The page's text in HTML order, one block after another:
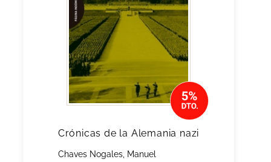
Crónicas de la Alemania nazi
Chaves Nogales, Manuel